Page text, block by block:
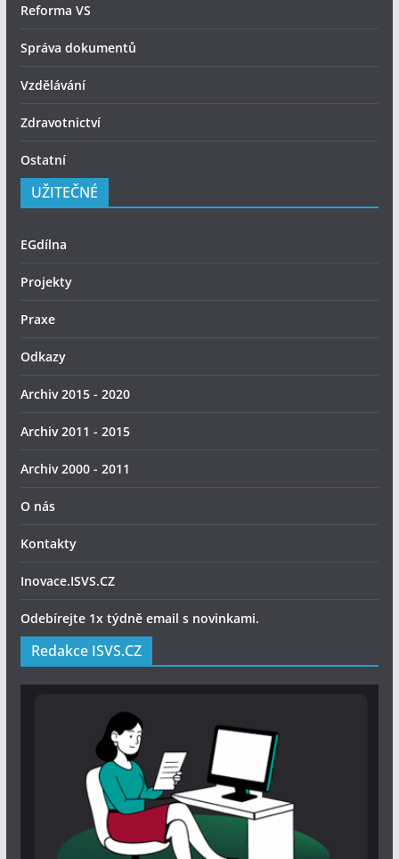
Reforma VS
Správa dokumentů
Vzdělávání
Zdravotnictví
Ostatní
UŽITEČNÉ
EGdílna
Projekty
Praxe
Odkazy
Archiv 2015 - 2020
Archiv 2011 - 2015
Archiv 2000 - 2011
O nás
Kontakty
Inovace.ISVS.CZ
Odebírejte 1x týdně email s novinkami.
Redakce ISVS.CZ